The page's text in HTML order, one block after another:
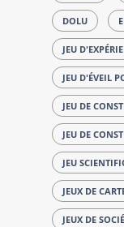
DOLU
JEU
JEU D'ÉVEIL
JEU DE
JEU DE
JEU
JEUX DE
JEUX DE